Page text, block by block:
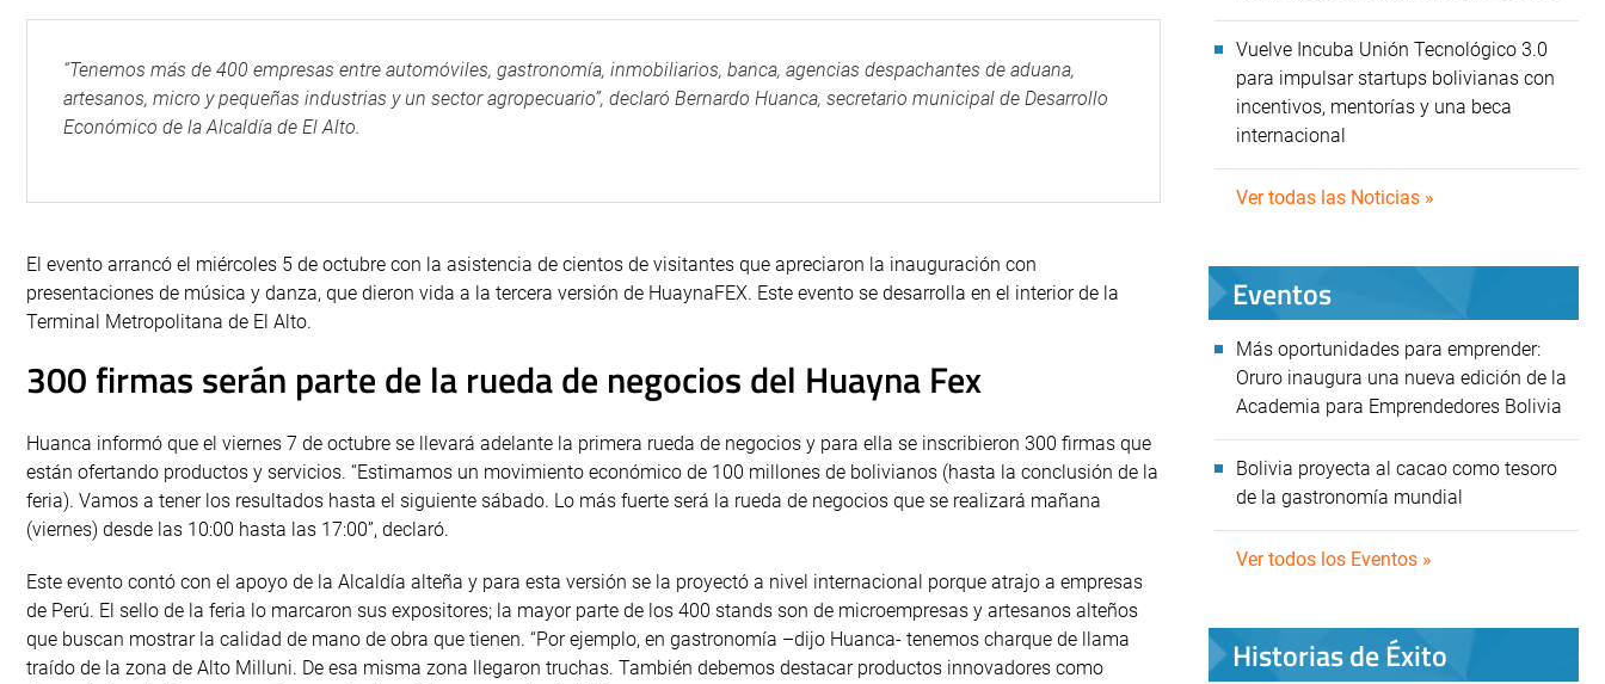
“Tenemos más de 400 empresas entre automóviles, gastronomía, inmobiliarios, banca, agencias despachantes de aduana,
artesanos, micro y pequeñas industrias y un sector agropecuario”, declaró Bernardo Huanca, secretario municipal de Desarrollo
Económico de la Alcaldía de El Alto.
El evento arrancó el miércoles 5 de octubre con la asistencia de cientos de visitantes que apreciaron la inauguración con
presentaciones de música y danza, que dieron vida a la tercera versión de HuaynaFEX. Este evento se desarrolla en el interior de la
Terminal Metropolitana de El Alto.
300 firmas serán parte de la rueda de negocios del Huayna Fex
Huanca informó que el viernes 7 de octubre se llevará adelante la primera rueda de negocios y para ella se inscribieron 300 firmas que
están ofertando productos y servicios. “Estimamos un movimiento económico de 100 millones de bolivianos (hasta la conclusión de la
feria). Vamos a tener los resultados hasta el siguiente sábado. Lo más fuerte será la rueda de negocios que se realizará mañana
(viernes) desde las 10:00 hasta las 17:00”, declaró.
Este evento contó con el apoyo de la Alcaldía alteña y para esta versión se la proyectó a nivel internacional porque atrajo a empresas
de Perú. El sello de la feria lo marcaron sus expositores; la mayor parte de los 400 stands son de microempresas y artesanos alteños
que buscan mostrar la calidad de mano de obra que tienen. “Por ejemplo, en gastronomía –dijo Huanca- tenemos charque de llama
traído de la zona de Alto Milluni. De esa misma zona llegaron truchas. También debemos destacar productos innovadores como
Vuelve Incuba Unión Tecnológico 3.0
para impulsar startups bolivianas con
incentivos, mentorías y una beca
internacional
Ver todas las Noticias »
Eventos
Más oportunidades para emprender:
Oruro inaugura una nueva edición de la
Academia para Emprendedores Bolivia
Bolivia proyecta al cacao como tesoro
de la gastronomía mundial
Ver todos los Eventos »
Historias de Éxito